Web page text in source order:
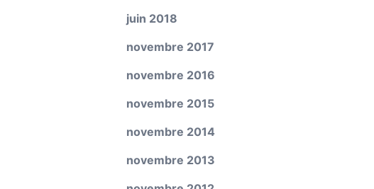
juin 2018
novembre 2017
novembre 2016
novembre 2015
novembre 2014
novembre 2013